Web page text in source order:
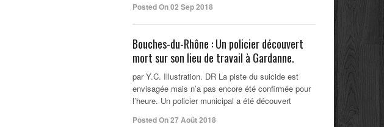
Posted On 02 Sep 2018
Bouches-du-Rhône : Un policier découvert
mort sur son lieu de travail à Gardanne.
par Y.C. Illustration. DR La piste du suicide est
envisagée mais n’a pas encore été confirmée pour
l’heure. Un policier municipal a été découvert
Posted On 27 Août 2018